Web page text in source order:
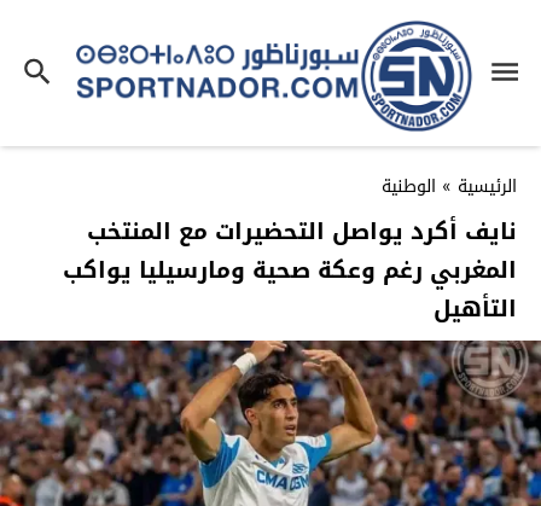
الرئيسية » الوطنية
نايف أكرد يواصل التحضيرات مع المنتخب
المغربي رغم وعكة صحية ومارسيليا يواكب
التأهيل